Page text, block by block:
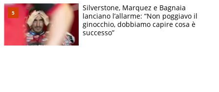
Silverstone, Marquez e Bagnaia
lanciano l’allarme: “Non poggiavo il
ginocchio, dobbiamo capire cosa è
successo”